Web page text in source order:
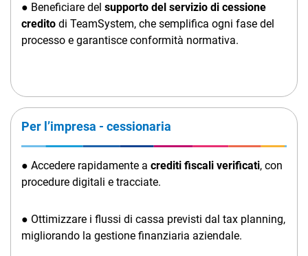
● Beneficiare del supporto del servizio di cessione
credito di TeamSystem, che semplifica ogni fase del
processo e garantisce conformità normativa.
Per l’impresa - cessionaria
● Accedere rapidamente a crediti fiscali verificati, con
procedure digitali e tracciate.
● Ottimizzare i flussi di cassa previsti dal tax planning,
migliorando la gestione finanziaria aziendale.